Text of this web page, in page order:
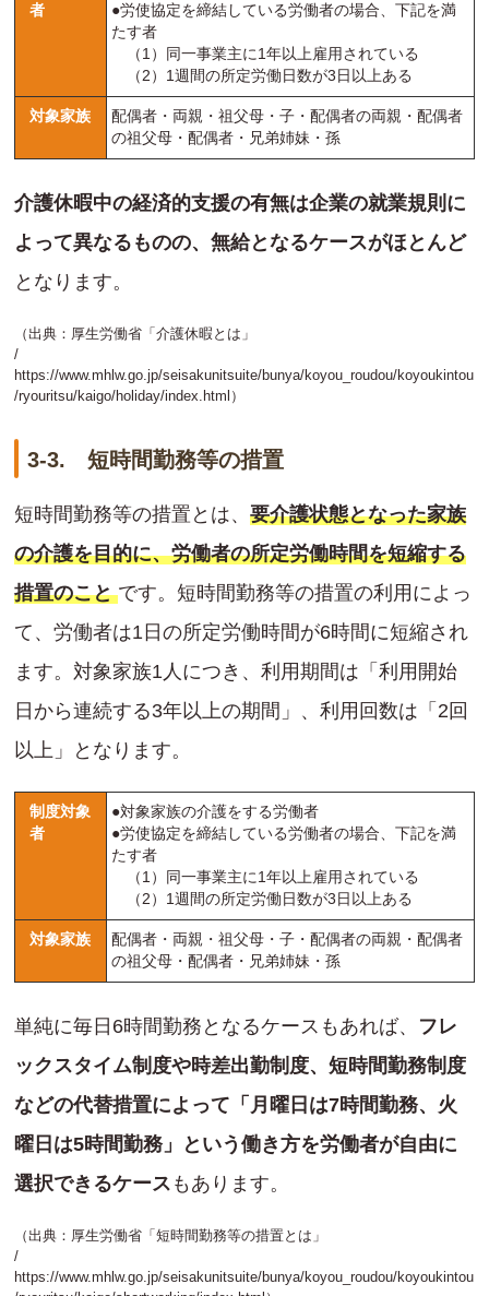
者
●労使協定を締結している労働者の場合、下記を満
たす者
（1）同一事業主に1年以上雇用されている
（2）1週間の所定労働日数が3日以上ある
対象家族
配偶者・両親・祖父母・子・配偶者の両親・配偶者
の祖父母・配偶者・兄弟姉妹・孫
介護休暇中の経済的支援の有無は企業の就業規則に
よって異なるものの、無給となるケースがほとんど
となります。
（出典：厚生労働省「介護休暇とは」
/
https://www.mhlw.go.jp/seisakunitsuite/bunya/koyou_roudou/koyoukintou
/ryouritsu/kaigo/holiday/index.html ）
3-3. 短時間勤務等の措置
短時間勤務等の措置とは、 要介護状態となった家族
の介護を目的に、労働者の所定労働時間を短縮する
措置のことです。短時間勤務等の措置の利用によっ
て、労働者は1日の所定労働時間が6時間に短縮され
ます。対象家族1人につき、利用期間は「利用開始
日から連続する3年以上の期間」、利用回数は「2回
以上」となります。
制度対象
者
●対象家族の介護をする労働者
●労使協定を締結している労働者の場合、下記を満
たす者
（1）同一事業主に1年以上雇用されている
（2）1週間の所定労働日数が3日以上ある
対象家族
配偶者・両親・祖父母・子・配偶者の両親・配偶者
の祖父母・配偶者・兄弟姉妹・孫
単純に毎日6時間勤務となるケースもあれば、 フレ
ックスタイム制度や時差出勤制度、短時間勤務制度
などの代替措置によって「月曜日は7時間勤務、火
曜日は5時間勤務」という働き方を労働者が自由に
選択できるケース もあります。
（出典：厚生労働省「短時間勤務等の措置とは」
/
https://www.mhlw.go.jp/seisakunitsuite/bunya/koyou_roudou/koyoukintou